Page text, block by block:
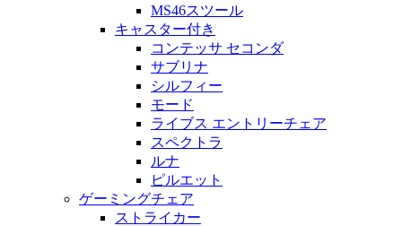
MS46スツール
キャスター付き
コンテッサ セコンダ
サブリナ
シルフィー
モード
ライブス エントリーチェア
スペクトラ
ルナ
ピルエット
ゲーミングチェア
ストライカー